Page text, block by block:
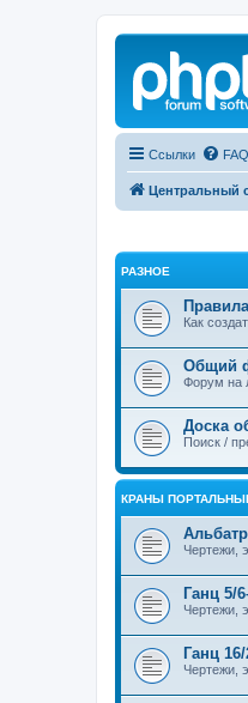
Ссылки FAQ
Центральный
РАЗНОЕ
Как
Общий
Форум на
Доска
Поиск /
КРАНЫ
Чертежи,
Ганц 5/
Чертежи,
Ганц
Чертежи,